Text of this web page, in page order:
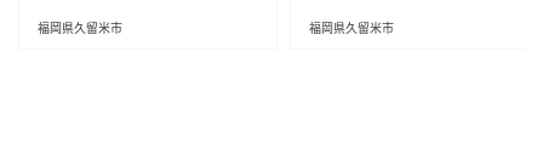
福岡県久留米市 福岡県久留米市